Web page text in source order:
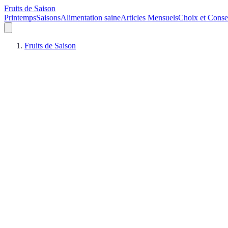
Fruits de Saison
PrintempsSaisonsAlimentation saineArticles MensuelsChoix et
Fruits de Saison